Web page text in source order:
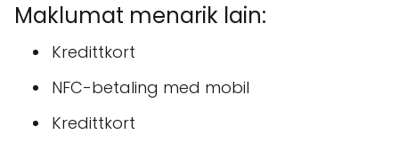
Maklumat menarik lain:
Kredittkort
NFC-betaling med mobil
Kredittkort